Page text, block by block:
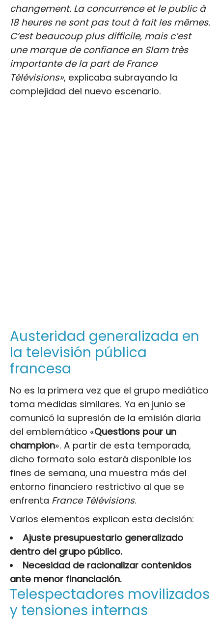
changement. La concurrence et le public à
18 heures ne sont pas tout à fait les mêmes.
C’est beaucoup plus difficile, mais c’est
une marque de confiance en Slam très
importante de la part de France
Télévisions», explicaba subrayando la
complejidad del nuevo escenario.
Austeridad generalizada en
la televisión pública
francesa
No es la primera vez que el grupo mediático
toma medidas similares. Ya en junio se
comunicó la supresión de la emisión diaria
del emblemático «Questions pour un
champion». A partir de esta temporada,
dicho formato solo estará disponible los
fines de semana, una muestra más del
entorno financiero restrictivo al que se
enfrenta France Télévisions.
Varios elementos explican esta decisión:
Ajuste presupuestario generalizado
dentro del grupo público.
Necesidad de racionalizar contenidos
ante menor financiación.
Telespectadores movilizados
y tensiones internas